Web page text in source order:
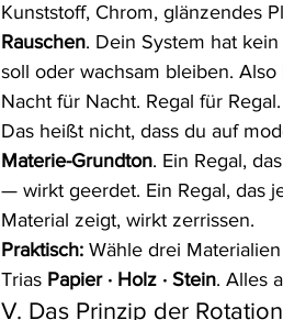
Kunststoff, Chrom, glänzendes
Rauschen. Dein System hat
soll oder wachsam bleiben.
Nacht für Nacht. Regal für Regal.
Das heißt nicht, dass du auf
Materie-Grundton. Ein Regal,
— wirkt geerdet. Ein Regal, das
Material zeigt, wirkt zerrissen.
Praktisch: Wähle drei
Trias Papier · Holz · Stein. Alles
V. Das Prinzip der Rotation